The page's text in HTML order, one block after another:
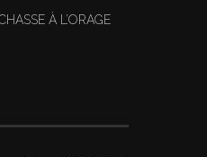
À L’ORAGE